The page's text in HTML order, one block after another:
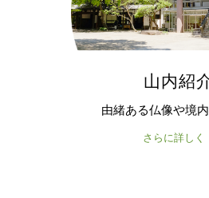
山内紹
由緒ある仏像や境
さらに詳しく